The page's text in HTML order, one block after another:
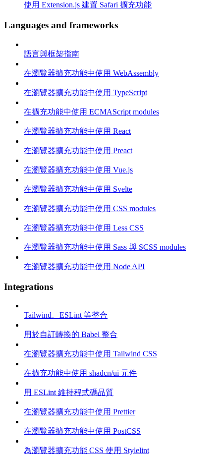
使用 Extension.js 建置 Safari 擴充功能
Languages and frameworks
語言與框架指南
在瀏覽器擴充功能中使用 WebAssembly
在瀏覽器擴充功能中使用 TypeScript
在擴充功能中使用 ECMAScript modules
在瀏覽器擴充功能中使用 React
在瀏覽器擴充功能中使用 Preact
在瀏覽器擴充功能中使用 Vue.js
在瀏覽器擴充功能中使用 Svelte
在瀏覽器擴充功能中使用 CSS modules
在瀏覽器擴充功能中使用 Less CSS
在瀏覽器擴充功能中使用 Sass 與 SCSS modules
在瀏覽器擴充功能中使用 Node API
Integrations
Tailwind、ESLint 等整合
用於自訂轉換的 Babel 整合
在瀏覽器擴充功能中使用 Tailwind CSS
在擴充功能中使用 shadcn/ui 元件
用 ESLint 維持程式碼品質
在瀏覽器擴充功能中使用 Prettier
在瀏覽器擴充功能中使用 PostCSS
為瀏覽器擴充功能 CSS 使用 Stylelint